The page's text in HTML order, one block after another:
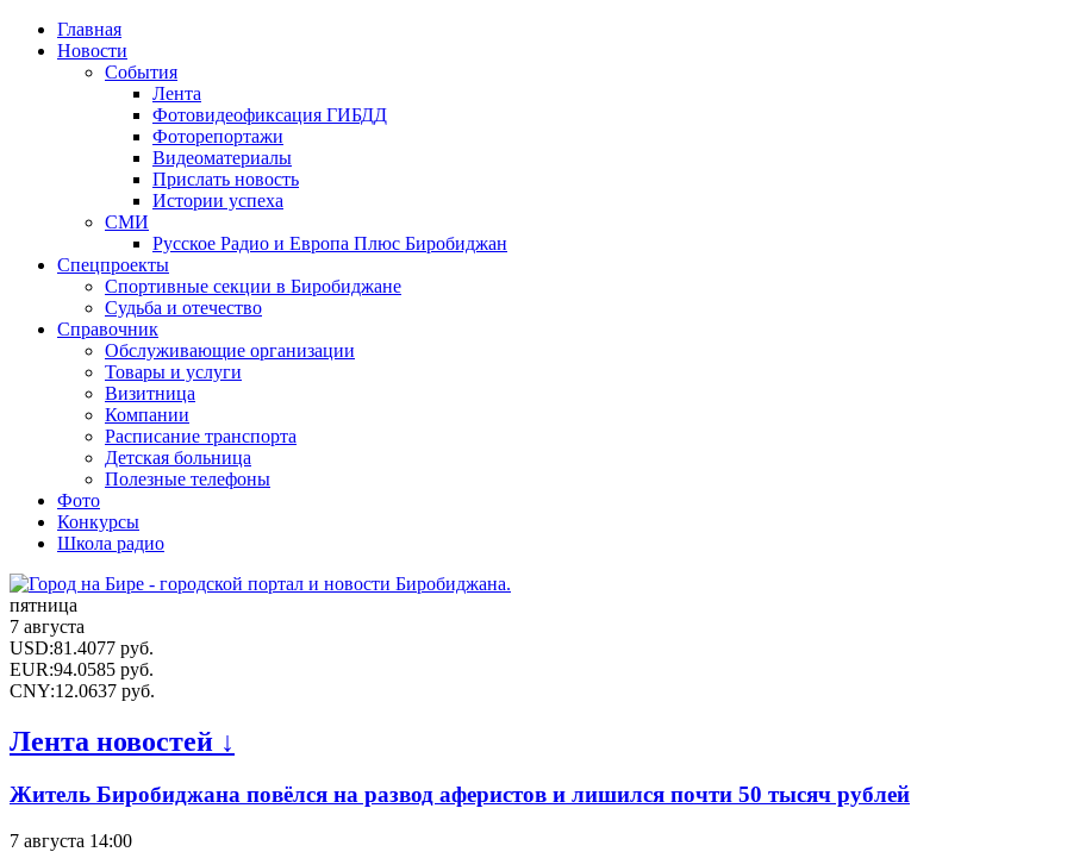
Главная
Новости
События
Лента
Фотовидеофиксация ГИБДД
Фоторепортажи
Видеоматериалы
Прислать новость
Истории успеха
СМИ
Русское Радио и Европа Плюс Биробиджан
Спецпроекты
Спортивные секции в Биробиджане
Судьба и отечество
Справочник
Обслуживающие организации
Товары и услуги
Визитница
Компании
Расписание транспорта
Детская больница
Полезные телефоны
Фото
Конкурсы
Школа радио
пятница
7 августа
USD:81.4077 руб.
EUR:94.0585 руб.
CNY:12.0637 руб.
Лента новостей ↓
Житель Биробиджана повёлся на развод аферистов и лишился почти 50 тысяч рублей
7 августа 14:00